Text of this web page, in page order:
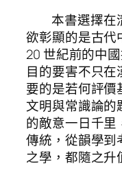
本書選擇在
欲彰顯的是古代
20 世紀前的中
目的要害不只
要的是若何評價
文明與常識論的
的敵意一日千
傳統，從韻學到
之學，都隨之升